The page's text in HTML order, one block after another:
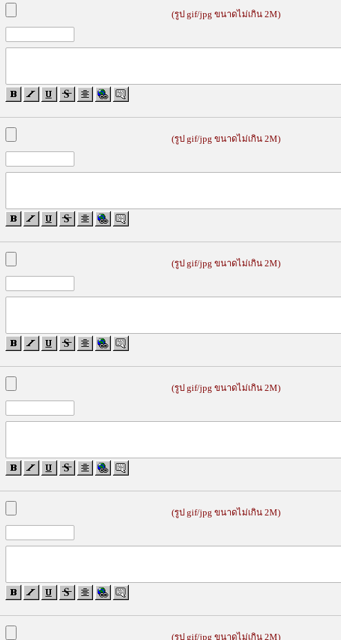
(รูป gif/jpg ขนาดไม่เกิน 2M)
(รูป gif/jpg ขนาดไม่เกิน 2M)
(รูป gif/jpg ขนาดไม่เกิน 2M)
(รูป gif/jpg ขนาดไม่เกิน 2M)
(รูป gif/jpg ขนาดไม่เกิน 2M)
(รูป gif/jpg ขนาดไม่เกิน 2M)